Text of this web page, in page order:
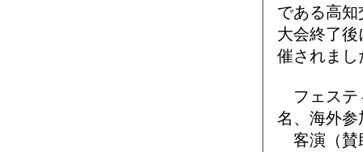
である高
大会終了
催されまし
フェステ
名、海外参
客演（賛